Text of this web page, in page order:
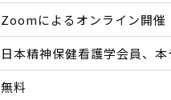
Zoomによるオンライン開催
日本精神保健看護学会員、
無料